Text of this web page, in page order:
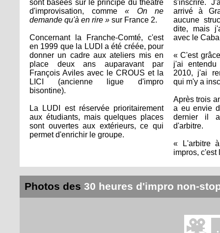
sont basées sur le principe du théâtre
d'improvisation, comme « On ne
demande qu'à en rire » sur France 2.
Concernant la Franche-Comté, c'est
en 1999 que la LUDI a été créée, pour
donner un cadre aux ateliers mis en
place deux ans auparavant par
François Aviles avec le CROUS et la
LICI (ancienne ligue d'impro
bisontine).
La LUDI est réservée prioritairement
aux étudiants, mais quelques places
sont ouvertes aux extérieurs, ce qui
permet d'enrichir le groupe.
s'inscrire.
arrivé à
aucune
dite, mais
avec le
« C'est
j'ai
2010, j'ai
qui m'y a
Après trois
a eu envie
dernier il
d'arbitre.
« L'arbitre
impros, c'est
Photos des 30 heures d'impro non-